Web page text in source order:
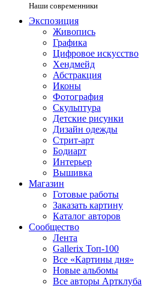
Наши современники
Экспозиция
Живопись
Графика
Цифровое искусство
Хендмейд
Абстракция
Иконы
Фотография
Скульптура
Детские рисунки
Дизайн одежды
Стрит-арт
Бодиарт
Интерьер
Вышивка
Магазин
Готовые работы
Заказать картину
Каталог авторов
Сообщество
Лента
Gallerix Топ-100
Все «Картины дня»
Новые альбомы
Все авторы Артклуба